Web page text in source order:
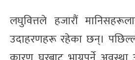
लघुवित्तले हजारौं
उदाहरणहरू रहेका छन्।